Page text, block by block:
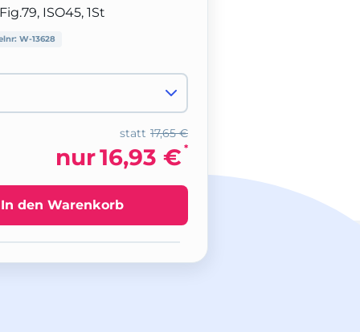
ISO45, 1St
W-13628
17,65 €
statt
nur16,93 € *
In den Warenkorb